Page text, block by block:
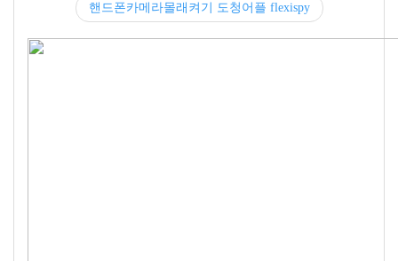
핸드폰카메라몰래켜기 도청어플 flexispy